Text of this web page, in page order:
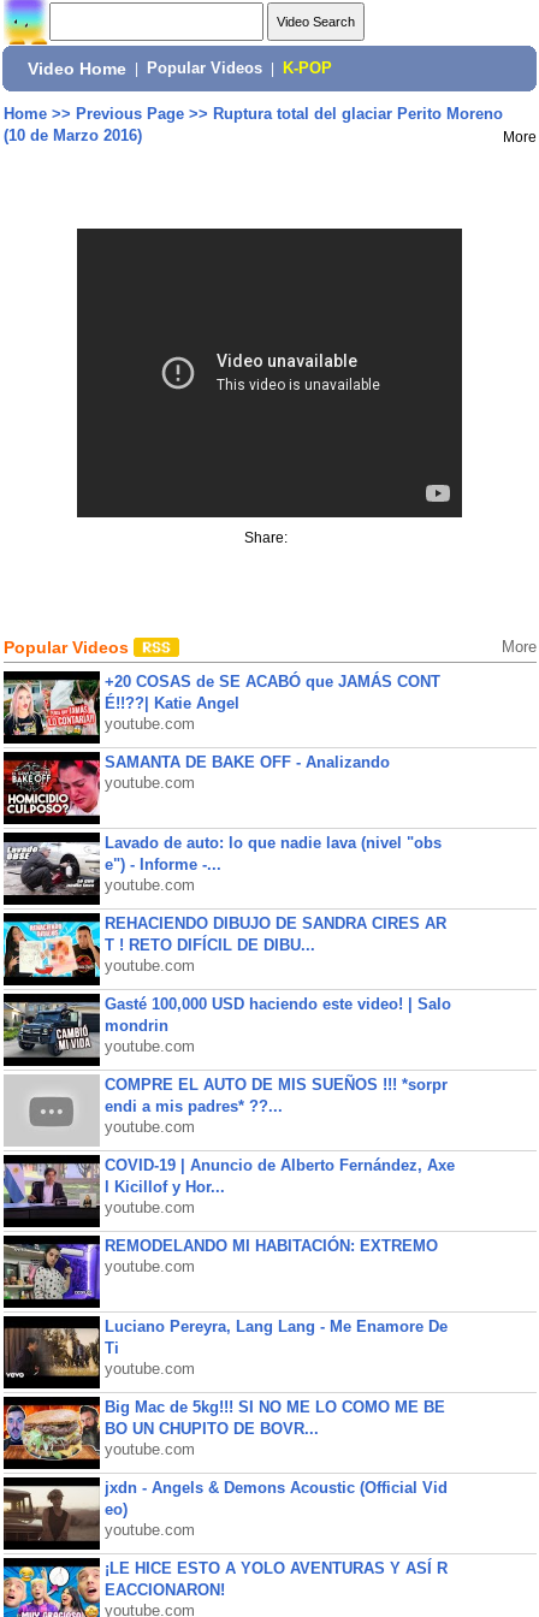
Video Home Popular Videos K-POP
Home>> Previous Page>> Ruptura total del glaciar Perito Moreno
(10 de Marzo 2016)
More
Share:
Popular Videos More
+20 COSAS de SE ACABÓ que JAMÁS CONT
É!!??| Katie Angel
youtube.com
SAMANTA DE BAKE OFF - Analizando
youtube.com
Lavado de auto: lo que nadie lava (nivel "obs
e") - Informe -...
youtube.com
REHACIENDO DIBUJO DE SANDRA CIRES AR
T ! RETO DIFÍCIL DE DIBU...
youtube.com
Gasté 100,000 USD haciendo este video! | Salo
mondrin
youtube.com
COMPRE EL AUTO DE MIS SUEÑOS !!! *sorpr
endi a mis padres* ??...
youtube.com
COVID-19 | Anuncio de Alberto Fernández, Axe
l Kicillof y Hor...
youtube.com
REMODELANDO MI HABITACIÓN: EXTREMO
youtube.com
Luciano Pereyra, Lang Lang - Me Enamore De
Ti
youtube.com
Big Mac de 5kg!!! SI NO ME LO COMO ME BE
BO UN CHUPITO DE BOVR...
youtube.com
jxdn - Angels & Demons Acoustic (Official Vid
eo)
youtube.com
¡LE HICE ESTO A YOLO AVENTURAS Y ASÍ R
EACCIONARON!
youtube.com